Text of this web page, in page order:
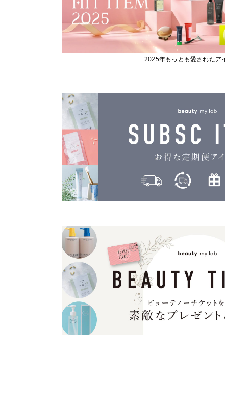
ブライト
フローリストジャパン
ホーユー
マデナ
ミルボン
ムーンパンツ
Mellia
MediProduct
mous.
ヤーマン
ユーグレナ
ルベル
RETOUCH
LOWBAL
ロレアル
エムビーエフエフ
エルジューダ
エレクトロン
OW BYE TORI
オベリクス
オルディーブシーディル
ORDEVE Seadil
オルビス
カドー
カラーガジェット
キャラバン
CARAVAN
クオルシア
QUALUCIA
グッバイイエロー/オレンジ
GOODBYE YELLOW ＆ GOODBYE ORANGE
クラプロックス
CURAPROX
グランドリンケージ
2025年もっとも愛されたア